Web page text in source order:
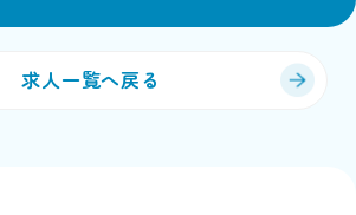
求人一覧へ戻る